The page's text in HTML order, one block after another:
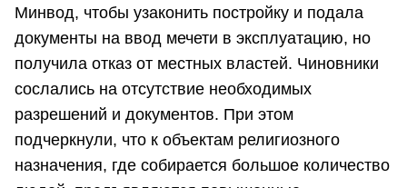
Минвод, чтобы узаконить постройку и подала
документы на ввод мечети в эксплуатацию, но
получила отказ от местных властей. Чиновники
сослались на отсутствие необходимых
разрешений и документов. При этом
подчеркнули, что к объектам религиозного
назначения, где собирается большое количество